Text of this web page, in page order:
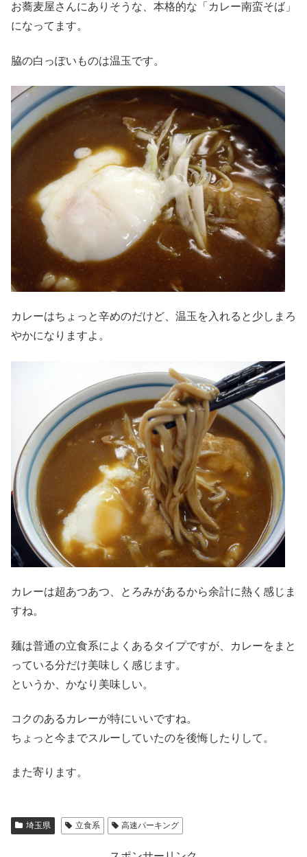
お蕎麦屋さんにありそうな、本格的な「カレー南蛮そば」
になってます。
脇の白っぽいものは温玉です。
カレーはちょっと辛めのだけど、温玉を入れると少しまろ
やかになりますよ。
カレーは超あつあつ、とろみがあるから余計に熱く感じま
すね。
麺は普通の立食系によくあるタイプですが、カレーをまと
っている分だけ美味しく感じます。
というか、かなり美味しい。
コクのあるカレーが特にいいですね。
ちょっと今までスルーしていたのを後悔したりして。
また寄ります。
埼玉県 立食系 高速パーキング